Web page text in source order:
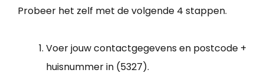
Probeer het zelf met de volgende 4 stappen.
Voer jouw contactgegevens en postcode +
huisnummer in (5327).